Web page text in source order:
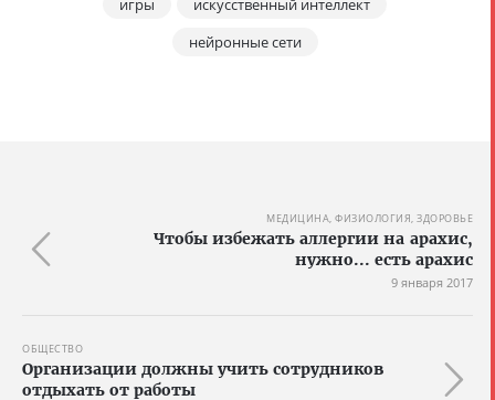
игры
искусственный интеллект
нейронные сети
МЕДИЦИНА, ФИЗИОЛОГИЯ, ЗДОРОВЬЕ
Чтобы избежать аллергии на арахис,
нужно... есть арахис
9 января 2017
ОБЩЕСТВО
Организации должны учить сотрудников
отдыхать от работы